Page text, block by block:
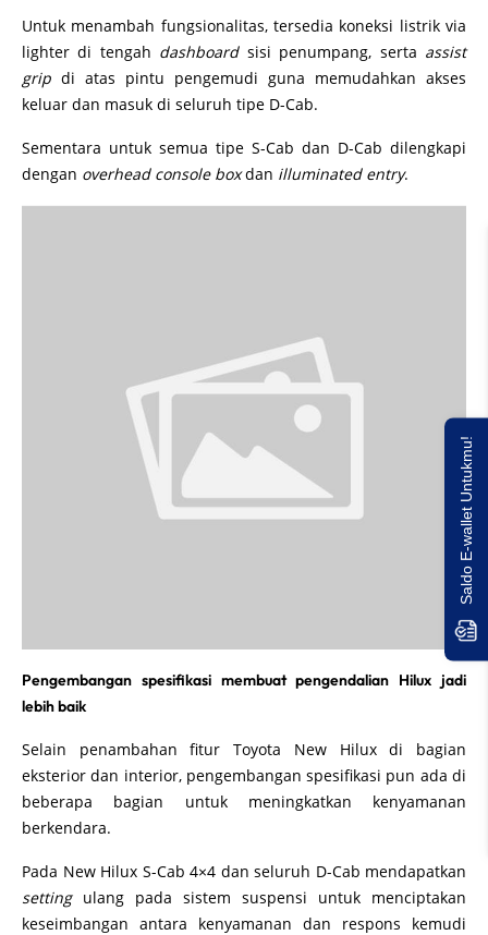
Untuk menambah fungsionalitas, tersedia koneksi listrik via
lighter di tengah dashboardsisi penumpang, serta assist
grip di atas pintu pengemudi guna memudahkan akses
keluar dan masuk di seluruh tipe D-Cab.
Sementara untuk semua tipe S-Cab dan D-Cab dilengkapi
dengan overhead console boxdan illuminated entry.
Pengembangan spesifikasi membuat pengendalian Hilux jadi
lebih baik
Selain penambahan fitur Toyota New Hilux di bagian
eksterior dan interior, pengembangan spesifikasi pun ada di
beberapa bagian untuk meningkatkan kenyamanan
berkendara.
Pada New Hilux S-Cab 4×4 dan seluruh D-Cab mendapatkan
settingulang pada sistem suspensi untuk menciptakan
keseimbangan antara kenyamanan dan respons kemudi
Saldo E-wallet Untukmu!